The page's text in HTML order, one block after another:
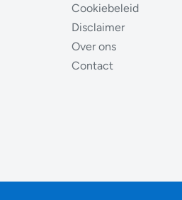
Cookiebeleid
Disclaimer
Over ons
Contact